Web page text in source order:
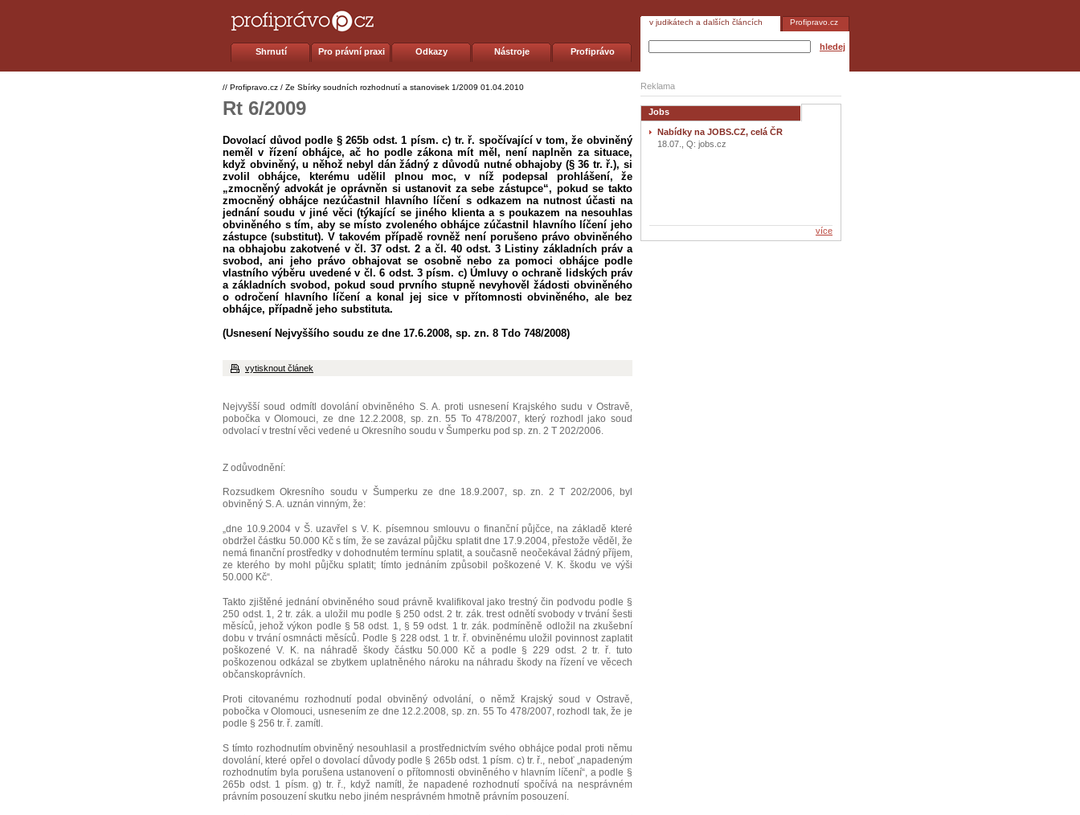
Shrnutí Pro právní praxi Odkazy Nástroje Profiprávo
v judikátech a dalších článcích Profipravo.cz
hledej
// Profipravo.cz / Ze Sbírky soudních rozhodnutí a stanovisek 1/2009 01.04.2010
Rt 6/2009
Dovolací důvod podle § 265b odst. 1 písm. c) tr. ř. spočívající v tom, že obviněný
neměl v řízení obhájce, ač ho podle zákona mít měl, není naplněn za situace,
když obviněný, u něhož nebyl dán žádný z důvodů nutné obhajoby (§ 36 tr. ř.), si
zvolil obhájce, kterému udělil plnou moc, v níž podepsal prohlášení, že
„zmocněný advokát je oprávněn si ustanovit za sebe zástupce“, pokud se takto
zmocněný obhájce nezúčastnil hlavního líčení s odkazem na nutnost účasti na
jednání soudu v jiné věci (týkající se jiného klienta a s poukazem na nesouhlas
obviněného s tím, aby se místo zvoleného obhájce zúčastnil hlavního líčení jeho
zástupce (substitut). V takovém případě rovněž není porušeno právo obviněného
na obhajobu zakotvené v čl. 37 odst. 2 a čl. 40 odst. 3 Listiny základních práv a
svobod, ani jeho právo obhajovat se osobně nebo za pomoci obhájce podle
vlastního výběru uvedené v čl. 6 odst. 3 písm. c) Úmluvy o ochraně lidských práv
a základních svobod, pokud soud prvního stupně nevyhověl žádosti obviněného
o odročení hlavního líčení a konal jej sice v přítomnosti obviněného, ale bez
obhájce, případně jeho substituta.
(Usnesení Nejvyššího soudu ze dne 17.6.2008, sp. zn. 8 Tdo 748/2008)
vytisknout článek
Nejvyšší soud odmítl dovolání obviněného S. A. proti usnesení Krajského sudu v Ostravě,
pobočka v Olomouci, ze dne 12.2.2008, sp. zn. 55 To 478/2007, který rozhodl jako soud
odvolací v trestní věci vedené u Okresního soudu v Šumperku pod sp. zn. 2 T 202/2006.
Z odůvodnění:
Rozsudkem Okresního soudu v Šumperku ze dne 18.9.2007, sp. zn. 2 T 202/2006, byl
obviněný S. A. uznán vinným, že:
„dne 10.9.2004 v Š. uzavřel s V. K. písemnou smlouvu o finanční půjčce, na základě které
obdržel částku 50.000 Kč s tím, že se zavázal půjčku splatit dne 17.9.2004, přestože věděl, že
nemá finanční prostředky v dohodnutém termínu splatit, a současně neočekával žádný příjem,
ze kterého by mohl půjčku splatit; tímto jednáním způsobil poškozené V. K. škodu ve výši
50.000 Kč“.
Takto zjištěné jednání obviněného soud právně kvalifikoval jako trestný čin podvodu podle §
250 odst. 1, 2 tr. zák. a uložil mu podle § 250 odst. 2 tr. zák. trest odnětí svobody v trvání šesti
měsíců, jehož výkon podle § 58 odst. 1, § 59 odst. 1 tr. zák. podmíněně odložil na zkušební
dobu v trvání osmnácti měsíců. Podle § 228 odst. 1 tr. ř. obviněnému uložil povinnost zaplatit
poškozené V. K. na náhradě škody částku 50.000 Kč a podle § 229 odst. 2 tr. ř. tuto
poškozenou odkázal se zbytkem uplatněného nároku na náhradu škody na řízení ve věcech
občanskoprávních.
Proti citovanému rozhodnutí podal obviněný odvolání, o němž Krajský soud v Ostravě,
pobočka v Olomouci, usnesením ze dne 12.2.2008, sp. zn. 55 To 478/2007, rozhodl tak, že je
podle § 256 tr. ř. zamítl.
S tímto rozhodnutím obviněný nesouhlasil a prostřednictvím svého obhájce podal proti němu
dovolání, které opřel o dovolací důvody podle § 265b odst. 1 písm. c) tr. ř., neboť „napadeným
rozhodnutím byla porušena ustanovení o přítomnosti obviněného v hlavním líčení“, a podle §
265b odst. 1 písm. g) tr. ř., když namítl, že napadené rozhodnutí spočívá na nesprávném
právním posouzení skutku nebo jiném nesprávném hmotně právním posouzení.
Reklama
Jobs
Nabídky na JOBS.CZ, celá ČR
18.07., Q: jobs.cz
více